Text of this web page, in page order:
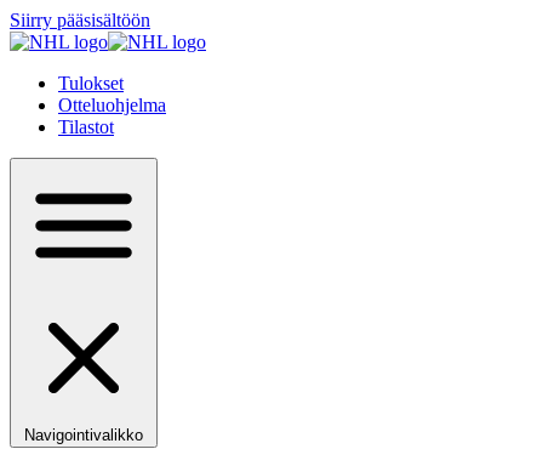
Siirry pääsisältöön
Tulokset
Otteluohjelma
Tilastot
Navigointivalikko